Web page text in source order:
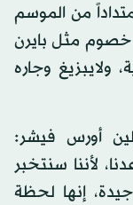
متتالية امتداداً من الموسم
خصوم مثل بايرن
ولايبزيغ وجاره
أورس فيشر:
التي ستساعدنا، لأننا سنتخبر
جيدة، إنها لحظة